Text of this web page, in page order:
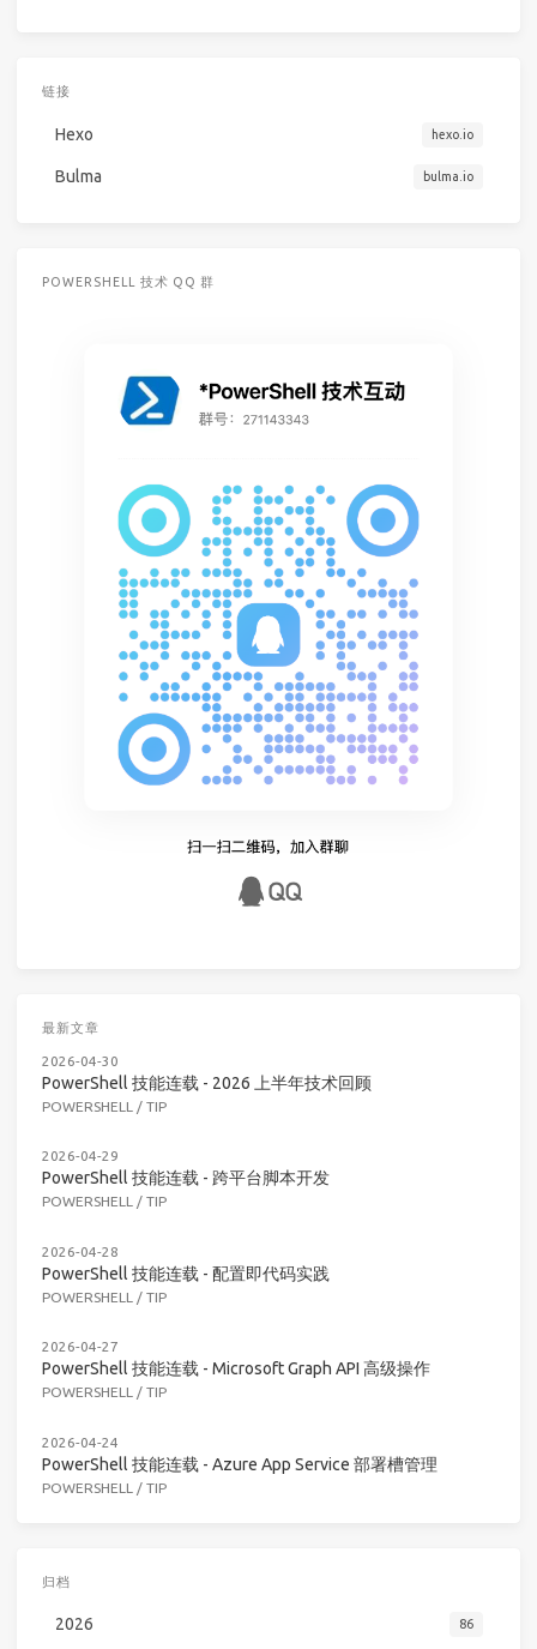
链接
Hexo hexo.io
Bulma bulma.io
POWERSHELL 技术 QQ 群
最新文章
2026-04-30
PowerShell 技能连载 - 2026 上半年技术回顾
POWERSHELL / TIP
2026-04-29
PowerShell 技能连载 - 跨平台脚本开发
POWERSHELL / TIP
2026-04-28
PowerShell 技能连载 - 配置即代码实践
POWERSHELL / TIP
2026-04-27
PowerShell 技能连载 - Microsoft Graph API 高级操作
POWERSHELL / TIP
2026-04-24
PowerShell 技能连载 - Azure App Service 部署槽管理
POWERSHELL / TIP
归档
2026 86